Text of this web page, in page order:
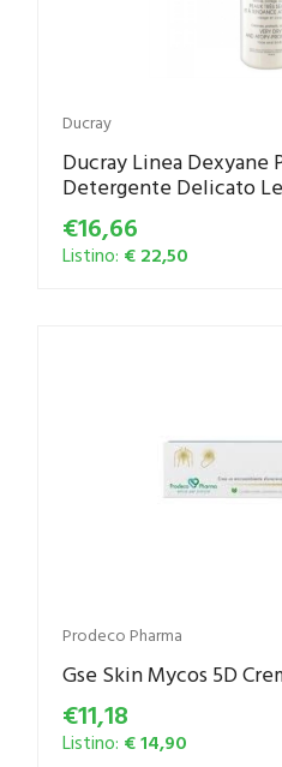
Ducray
Ducray Linea
Detergente Delicato
€16,66
Listino: € 22,50
Prodeco Pharma
Gse Skin Mycos 5D
€11,18
Listino: € 14,90